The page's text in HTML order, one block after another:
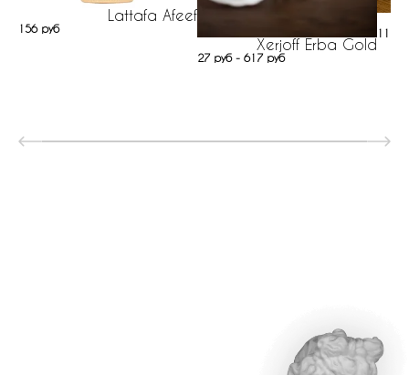
Lattafa Afeef
156 руб
Xerjoff Erba Gold
27 руб - 617 руб
112